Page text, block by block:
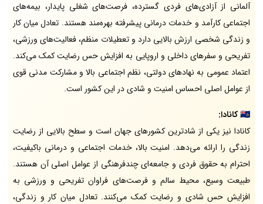
آلمانی از آزادی‌های فردی گسترده، فرصت‌های شغلی پایدار، بیمه‌های
اجتماعی کارآمد و خدمات درمانی پیشرفته بهره‌مند هستند. تعادل میان کار
و زندگی شخصی ارزش بالایی دارد و تعطیلات منظم، فعالیت‌های ورزشی،
تفریحی و سفرهای داخلی و اروپایی به افزایش حس رضایت کمک می‌کند.
اعتماد عمومی به نهادهای دولتی، نظم اجتماعی بالا و مشارکت مدنی قوی
از عوامل اصلی احساس امنیت و شادی در این کشور است.
🇨🇦کانادا:
کانادا نیز یکی از شادترین کشورهای جهان است و سطح بالایی از رضایت
زندگی را ارائه می‌دهد. امنیت بالا، خدمات اجتماعی و درمانی باکیفیت،
احترام به حقوق فردی و جامعه‌ای چندفرهنگی از عوامل اصلی آن هستند.
طبیعت وسیع، محیط سالم و فرصت‌های فراوان تفریحی و ورزشی به
افزایش حس شادی و رضایت کمک می‌کنند. تعادل میان کار و زندگی،